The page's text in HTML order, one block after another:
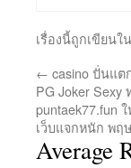
เรื่องนี้ถูกเขียนใน
← casino ปั่นแต
PG Joker Sexy
puntaek77.fun
เว็บแจกหนัก พฤ
Average